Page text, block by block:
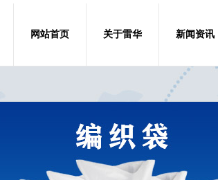
网站首页 关于雷华 新闻资讯